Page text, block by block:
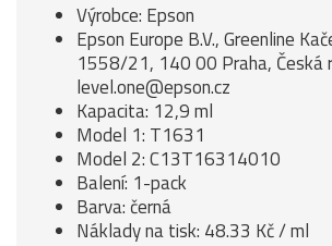
Výrobce: Epson
Epson Europe B.V., Greenline
1558/21, 140 00 Praha, Česká
level.one@epson.cz
Kapacita: 12,9 ml
Model 1: T1631
Model 2: C13T16314010
Balení: 1-pack
Barva: černá
Náklady na tisk: 48.33 Kč / ml